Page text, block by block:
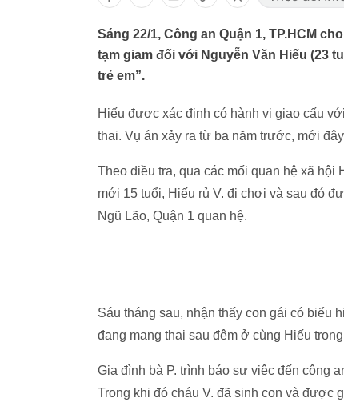
Sáng 22/1, Công an Quận 1, TP.HCM
tạm giam đối với Nguyễn Văn Hiếu (23
trẻ em”.
Hiếu được xác định có hành vi giao cấu
thai. Vụ án xảy ra từ ba năm trước, mới
Theo điều tra, qua các mối quan hệ xã hội
mới 15 tuổi, Hiếu rủ V. đi chơi và sau đó
Ngũ Lão, Quận 1 quan hệ.
Sáu tháng sau, nhận thấy con gái có biểu
đang mang thai sau đêm ở cùng Hiếu
Gia đình bà P. trình báo sự việc đến công
Trong khi đó cháu V. đã sinh con và được